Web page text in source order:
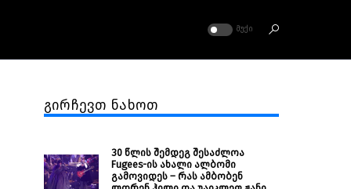
ᲛᲣᲥᲘ
გირჩევთ ნახოთ
30 წლის შემდეგ შესაძლოა
Fugees-ის ახალი ალბომი
გამოვიდეს – რას ამბობენ